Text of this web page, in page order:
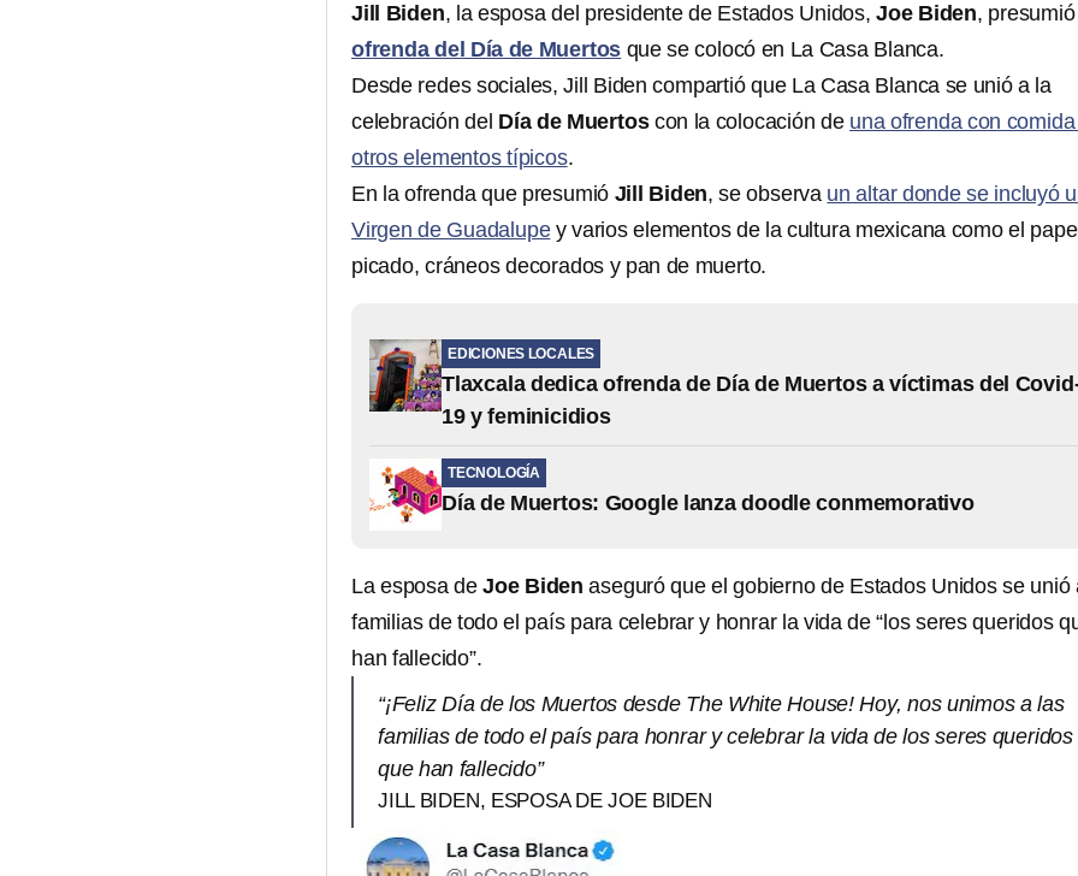
Jill Biden, la esposa del presidente de Estados Unidos, Joe Biden,
ofrenda del Día de Muertos que se colocó en La Casa Blanca.
Desde redes sociales, Jill Biden compartió que La Casa Blanca se unió a la
celebración del Día de Muertoscon la colocación de una ofrenda con
otros elementos típicos.
En la ofrenda que presumió Jill Biden, se observa un altar donde se incluyó
Virgen de Guadalupey varios elementos de la cultura mexicana como el papel
picado, cráneos decorados y pan de muerto.
EDICIONES LOCALES
Tlaxcala dedica ofrenda de Día de Muertos a víctimas del
19 y feminicidios
TECNOLOGÍA
Día de Muertos: Google lanza doodle conmemorativo
La esposa deJoe Bidenaseguró que el gobierno de Estados Unidos se unió
familias de todo el país para celebrar y honrar la vida de “los seres queridos
han fallecido”.
“¡Feliz Día de los Muertos desde The White House! Hoy, nos unimos a las
familias de todo el país para honrar y celebrar la vida de los seres queridos
que han fallecido”
JILL BIDEN, ESPOSA DE JOE BIDEN